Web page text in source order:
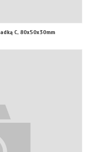
C, 80x50x30mm